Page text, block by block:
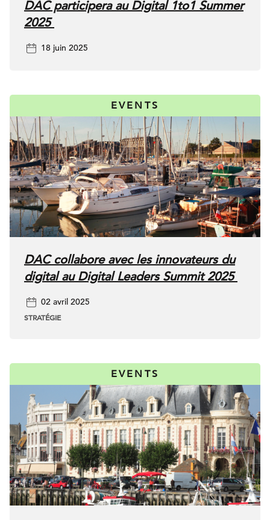
DAC participera au Digital 1to1 Summer
2025
18 juin 2025
EVENTS
DAC collabore avec les innovateurs du
digital au Digital Leaders Summit 2025
02 avril 2025
STRATÉGIE
EVENTS